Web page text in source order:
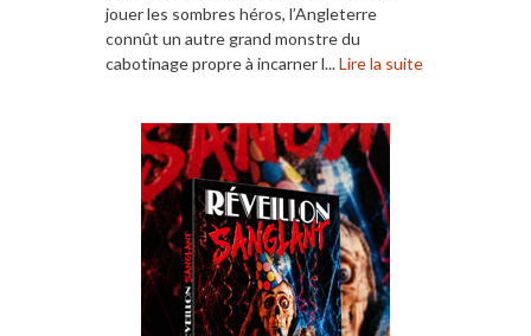
jouer les sombres héros, l’Angleterre
connût un autre grand monstre du
cabotinage propre à incarner l...Lire la suite